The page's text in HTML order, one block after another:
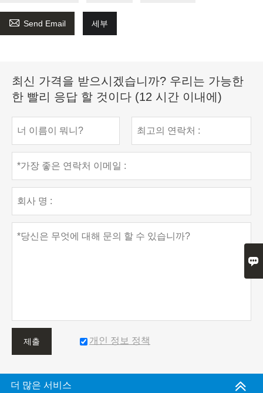
 Send Email 세부
최신 가격을 받으시겠습니까? 우리는 가능한
한 빨리 응답 할 것이다 (12 시간 이내에)
제출 개인 정보 정책
더 많은 서비스
